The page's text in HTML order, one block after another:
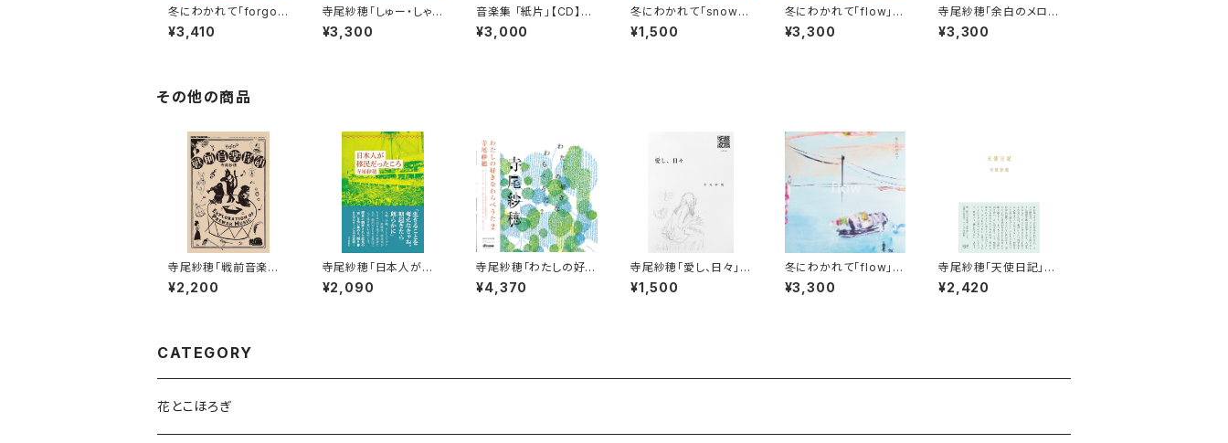
冬にわかれて「forgott
en」【CD】
¥3,410
寺尾紗穂「しゅー・しゃい
ん」【CD】
¥3,300
音楽集 「紙片」【CD】※
完売御礼
¥3,000
冬にわかれて「snow s
now」限定シングル【C
D】※完売御礼
¥1,500
冬にわかれて「flow」
【CD】
¥3,300
寺尾紗穂「余白のメロデ
ィ」【CD】
¥3,300
その他の商品
寺尾紗穂「戦前音楽探
訪」【本】
¥2,200
寺尾紗穂「日本人が移
民だったころ」【本】
¥2,090
寺尾紗穂「わたしの好き
なわらべうた２」 (レコ
ード）完全限定生産【L
¥4,370
寺尾紗穂「愛し、日々」
【本】
¥1,500
冬にわかれて「flow」
【CD】
¥3,300
寺尾紗穂「天使日記」
【本】
¥2,420
CATEGORY
花とこほろぎ